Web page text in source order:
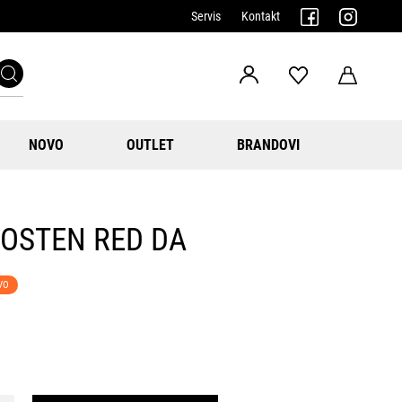
Servis Kontakt
NOVO OUTLET BRANDOVI
RED DA